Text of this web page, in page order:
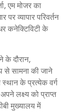
एम मोजर का
व्यापार परिवर्तन
कनेक्टिविटी के
के दौरान,
से सामना की जाने
स्थान के प्रत्येक वर्ग
लक्ष्य को प्राप्त
मुख्यालय में